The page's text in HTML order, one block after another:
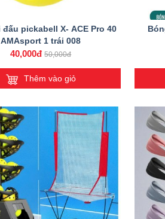
pickabell X- ACE Pro 40
AMAsport 1 trái 008
40,000đ 50,000đ
Thêm vào giỏ